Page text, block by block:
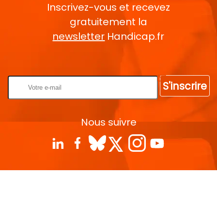
Inscrivez-vous et recevez
gratuitement la
newsletter Handicap.fr
S'inscrire
Nous suivre